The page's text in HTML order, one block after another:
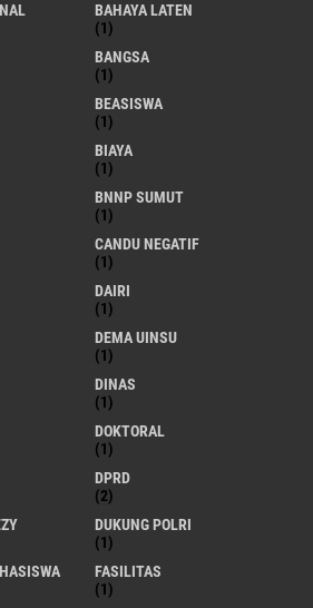
BAHAYA LATEN
(1)
BANGSA
(1)
BEASISWA
(1)
BIAYA
(1)
BNNP SUMUT
(1)
CANDU NEGATIF
(1)
DAIRI
(1)
DEMA UINSU
(1)
DINAS
(1)
DOKTORAL
(1)
DPRD
(2)
DUKUNG POLRI
(1)
FASILITAS
(1)